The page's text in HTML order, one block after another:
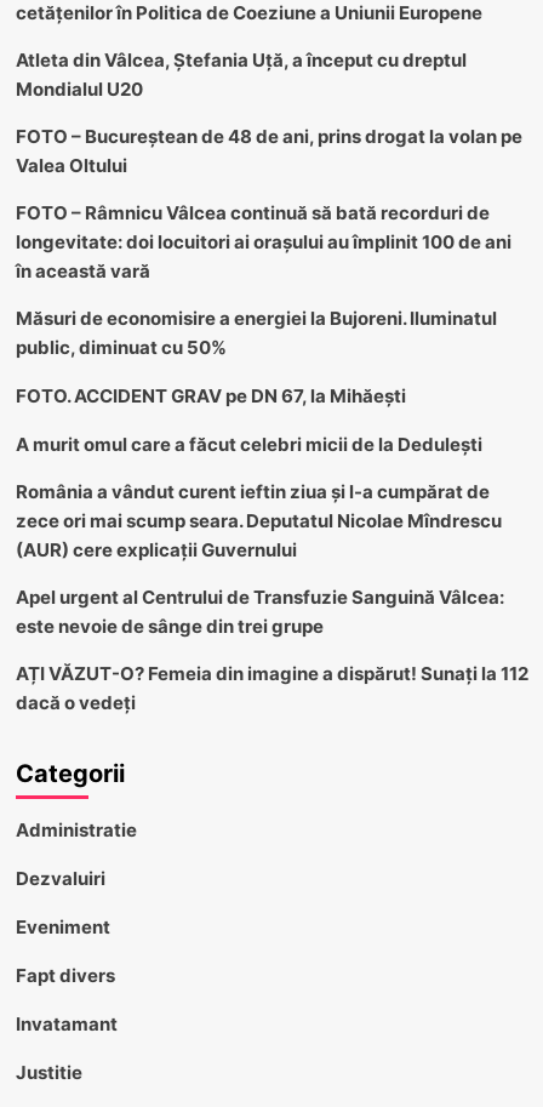
cetățenilor în Politica de Coeziune a Uniunii Europene
Atleta din Vâlcea, Ștefania Uță, a început cu dreptul
Mondialul U20
FOTO – Bucureștean de 48 de ani, prins drogat la volan pe
Valea Oltului
FOTO – Râmnicu Vâlcea continuă să bată recorduri de
longevitate: doi locuitori ai orașului au împlinit 100 de ani
în această vară
Măsuri de economisire a energiei la Bujoreni. Iluminatul
public, diminuat cu 50%
FOTO. ACCIDENT GRAV pe DN 67, la Mihăești
A murit omul care a făcut celebri micii de la Dedulești
România a vândut curent ieftin ziua și l-a cumpărat de
zece ori mai scump seara. Deputatul Nicolae Mîndrescu
(AUR) cere explicații Guvernului
Apel urgent al Centrului de Transfuzie Sanguină Vâlcea:
este nevoie de sânge din trei grupe
AȚI VĂZUT-O? Femeia din imagine a dispărut! Sunați la 112
dacă o vedeți
Categorii
Administratie
Dezvaluiri
Eveniment
Fapt divers
Invatamant
Justitie